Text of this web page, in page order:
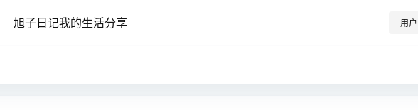
旭子日记我的生活分享 用户